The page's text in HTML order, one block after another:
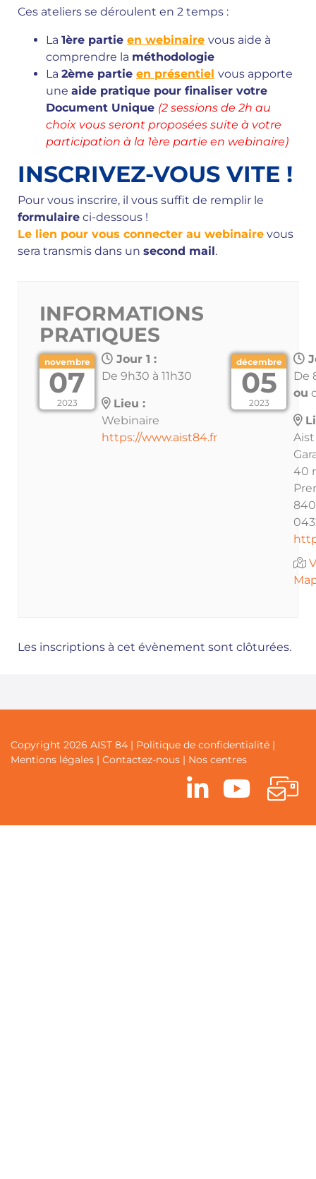
Ces ateliers se déroulent en 2 temps :
La 1ère partie en webinaire vous aide à
comprendre la méthodologie
La 2ème partie en présentiel vous apporte
une aide pratique pour finaliser votre
Document Unique (2 sessions de 2h au
choix vous seront proposées suite à votre
participation à la 1ère partie en webinaire)
INSCRIVEZ-VOUS VITE !
Pour vous inscrire, il vous suffit de remplir le
formulaire ci-dessous !
Le lien pour vous connecter au webinaire vous
sera transmis dans un second mail.
INFORMATIONS
PRATIQUES
novembre
07
2023
Jour 1 :
De 9h30 à 11h30
Lieu :
Webinaire
https://www.aist84.fr
décembre
05
2023
De
ou
40
Les inscriptions à cet évènement sont clôturées.
Copyright 2026 AIST 84 | Politique de confidentialité |
Mentions légales | Contactez-nous | Nos centres